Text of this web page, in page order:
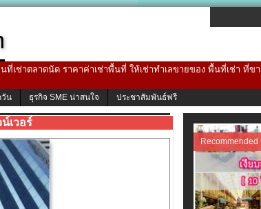
เช่าตลาดนัด ราคาค่าเช่าพื้นที่ ให้เช่าทำเลขายของ พื้นที่เช่า ที่ข
วัน ธุรกิจ SME น่าสนใจ ประชาสัมพันธ์ฟรี
เวอร์
Recommended